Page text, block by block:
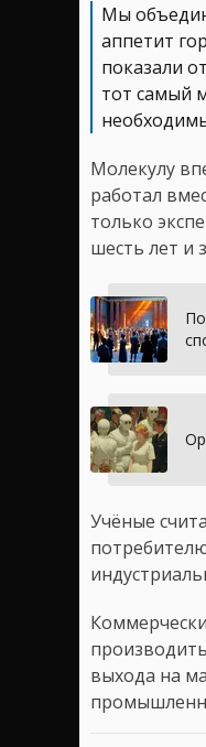
Мы
аппетит
показали
тот самый
Молекулу
работал
только
шесть лет и
Учёные
выхода на